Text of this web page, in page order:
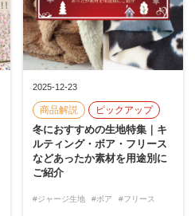
2025-12-23
商品解説 ピックアップ
冬におすすめの生地特集｜キ
ルティング・ボア・フリース
などあったか素材を用途別に
ご紹介
#ジャージ生地 #ボア #フリース